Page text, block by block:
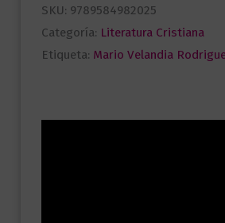
SKU: 9789584982025
Categoría: Literatura Cristiana
Etiqueta: Mario Velandia